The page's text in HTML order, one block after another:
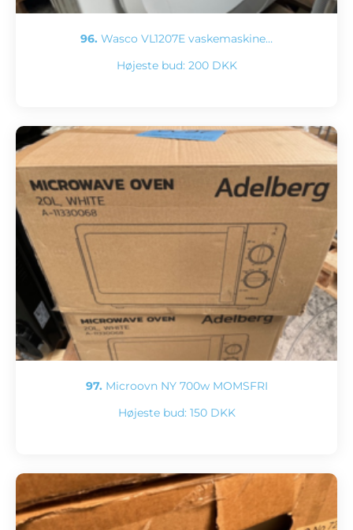
96. Wasco VL1207E vaskemaskine…
Højeste bud: 200 DKK
97. Microovn NY 700w MOMSFRI
Højeste bud: 150 DKK